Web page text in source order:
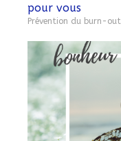
pour vous
Prévention du burn-out